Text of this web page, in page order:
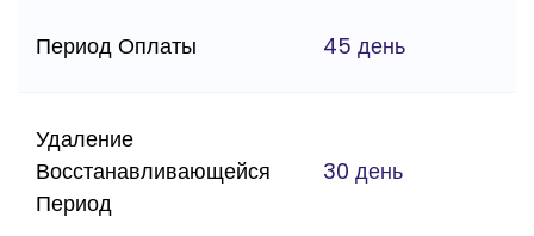
Период Оплаты 45 день
Удаление
Восстанавливающейся
Период
30 день